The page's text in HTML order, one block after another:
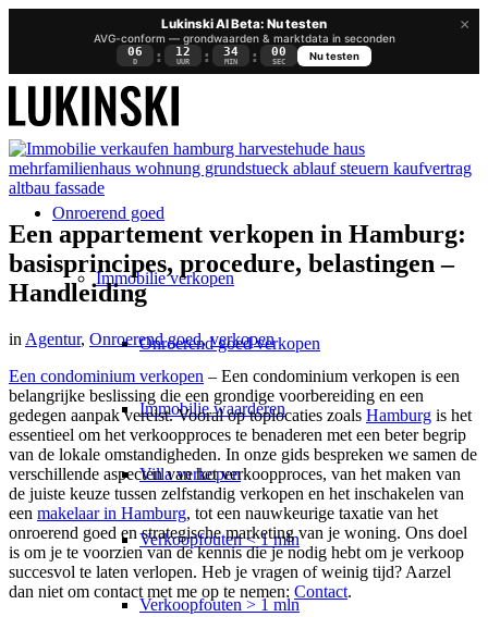
×
Lukinski AI Beta: Nu testen
AVG-conform — grondwaarden & marktdata in seconden
06
D : 12
UUR : 34
MIN : 00
SEC
Nu testen
Onroerend goed
Immobilie verkopen
Onroerend goed verkopen
Immobilie waarderen
Villa verkopen
Verkoopfouten < 1 mln
Verkoopfouten > 1 mln
Een appartement verkopen in Hamburg:
basisprincipes, procedure, belastingen –
Handleiding
in Agentur, Onroerend goed,verkopen
Een condominium verkopen – Een condominium verkopen is een
belangrijke beslissing die een grondige voorbereiding en een
gedegen aanpak vereist. Vooral op toplocaties zoals Hamburg is het
essentieel om het verkoopproces te benaderen met een beter begrip
van de lokale omstandigheden. In onze gids bespreken we samen de
verschillende aspecten van het verkoopproces, van het maken van
de juiste keuze tussen zelfstandig verkopen en het inschakelen van
een makelaar in Hamburg, tot een nauwkeurige taxatie van het
onroerend goed en strategische marketing van je woning. Ons doel
is om je te voorzien van de kennis die je nodig hebt om je verkoop
succesvol te laten verlopen. Heb je vragen of weinig tijd? Aarzel
dan niet om contact met me op te nemen: Contact.